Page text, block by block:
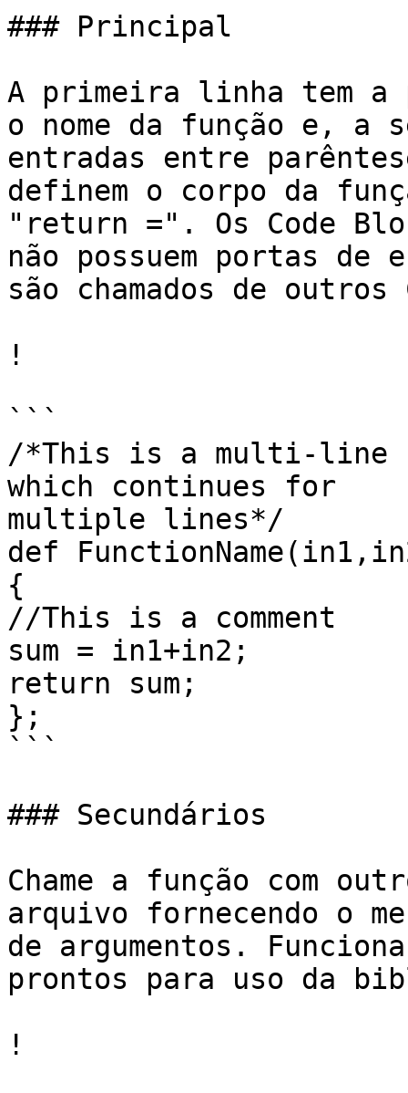
### Principal
A primeira linha tem a
o nome da função e, a
entradas entre
definem o corpo da
"return =". Os Code
não possuem portas de
são chamados de outros
!
```
/*This is a multi-line
which continues for
multiple lines*/
def
{
//This is a comment
sum = in1+in2;
return sum;
};
```
### Secundários
Chame a função com
arquivo fornecendo o
de argumentos.
prontos para uso da
!